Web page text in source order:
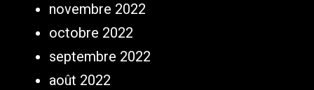
novembre 2022
octobre 2022
septembre 2022
août 2022